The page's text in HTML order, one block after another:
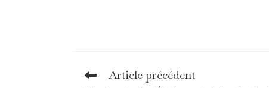
Read
Article précédent